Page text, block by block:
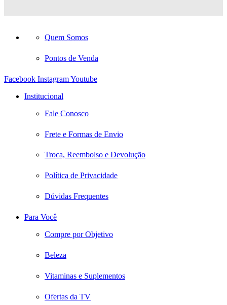
Quem Somos
Pontos de Venda
Facebook InstagramYoutube
Institucional
Fale Conosco
Frete e Formas de Envio
Troca, Reembolso e Devolução
Política de Privacidade
Dúvidas Frequentes
Para Você
Compre por Objetivo
Beleza
Vitaminas e Suplementos
Ofertas da TV